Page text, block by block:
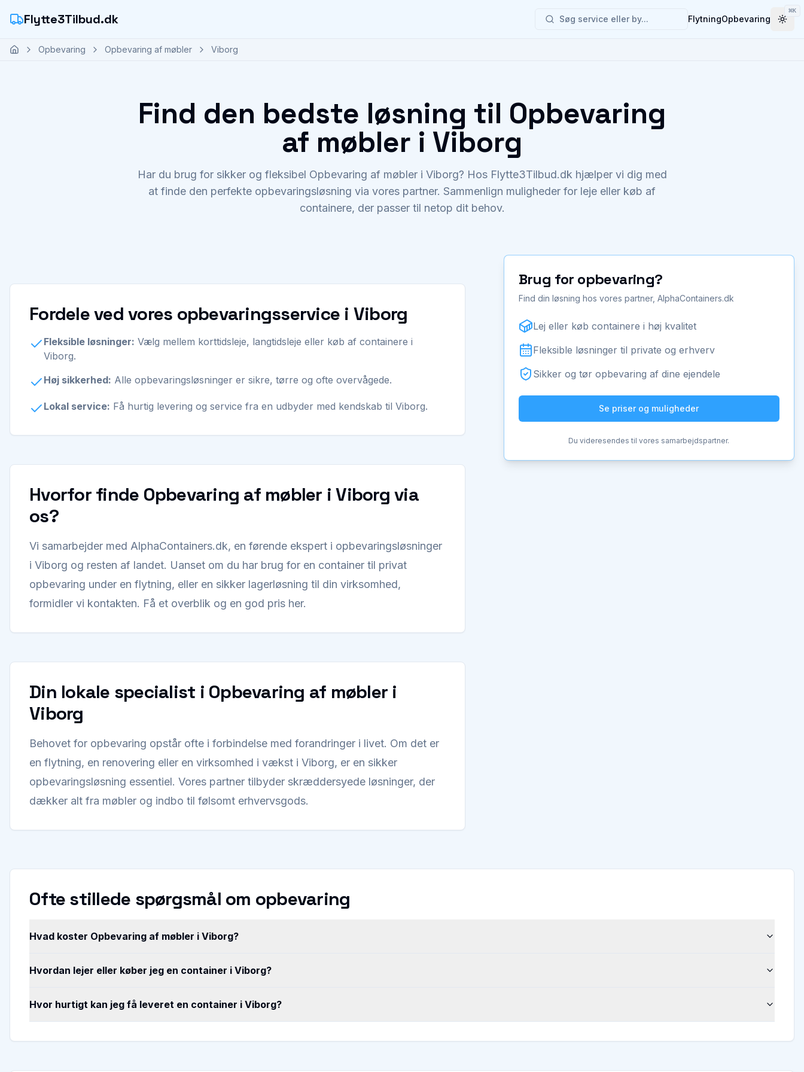
Flytte3Tilbud.dk Søg service eller by...
⌘K
FlytningOpbevaring
Opbevaring Opbevaring af møbler Viborg
Find den bedste løsning til Opbevaring
af møbler i Viborg
Har du brug for sikker og fleksibel Opbevaring af møbler i Viborg? Hos Flytte3Tilbud.dk hjælper vi dig med
at finde den perfekte opbevaringsløsning via vores partner. Sammenlign muligheder for leje eller køb af
containere, der passer til netop dit behov.
Fordele ved vores opbevaringsservice i Viborg
Fleksible løsninger: Vælg mellem korttidsleje, langtidsleje eller køb af containere i
Viborg.
Høj sikkerhed: Alle opbevaringsløsninger er sikre, tørre og ofte overvågede.
Lokal service: Få hurtig levering og service fra en udbyder med kendskab til Viborg.
Hvorfor finde Opbevaring af møbler i Viborg via
os?
Vi samarbejder med AlphaContainers.dk, en førende ekspert i opbevaringsløsninger
i Viborg og resten af landet. Uanset om du har brug for en container til privat
opbevaring under en flytning, eller en sikker lagerløsning til din virksomhed,
formidler vi kontakten. Få et overblik og en god pris her.
Din lokale specialist i Opbevaring af møbler i
Viborg
Behovet for opbevaring opstår ofte i forbindelse med forandringer i livet. Om det er
en flytning, en renovering eller en virksomhed i vækst i Viborg, er en sikker
opbevaringsløsning essentiel. Vores partner tilbyder skræddersyede løsninger, der
dækker alt fra møbler og indbo til følsomt erhvervsgods.
Brug for opbevaring?
Find din løsning hos vores partner, AlphaContainers.dk
Lej eller køb containere i høj kvalitet
Fleksible løsninger til private og erhverv
Sikker og tør opbevaring af dine ejendele
Se priser og muligheder
Du videresendes til vores samarbejdspartner.
Ofte stillede spørgsmål om opbevaring
Hvad koster Opbevaring af møbler i Viborg?
Hvordan lejer eller køber jeg en container i Viborg?
Hvor hurtigt kan jeg få leveret en container i Viborg?